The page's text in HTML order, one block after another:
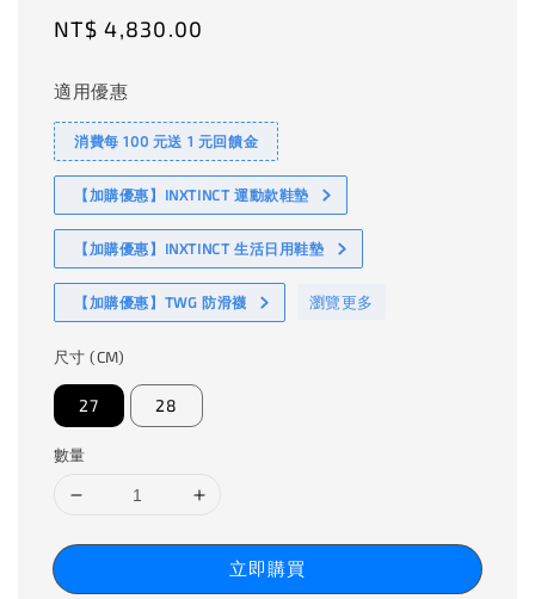
Regular
NT$ 4,830.00
適用優惠
消費每 100 元送 1 元回饋金
【加購優惠】INXTINCT 運動款鞋墊
【加購優惠】INXTINCT 生活日用鞋墊
【加購優惠】TWG 防滑襪 瀏覽更多
尺寸 (CM)
27 28
數量
立即購買